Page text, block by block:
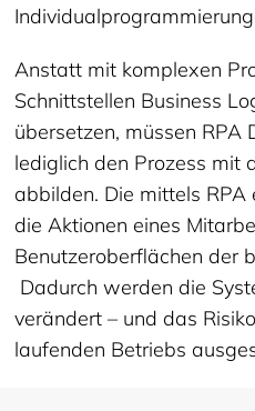
Anstatt mit komplexen
Schnittstellen Business
übersetzen, müssen
lediglich den Prozess mit
abbilden. Die mittels
die Aktionen eines
Benutzeroberflächen der
Dadurch werden die
verändert – und das
laufenden Betriebs